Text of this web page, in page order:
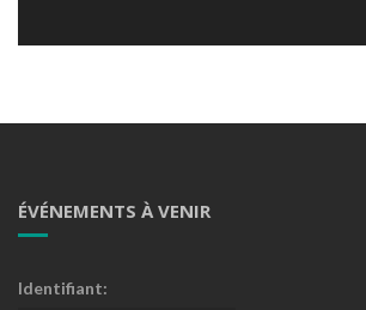
ÉVÉNEMENTS À VENIR
Identifiant: